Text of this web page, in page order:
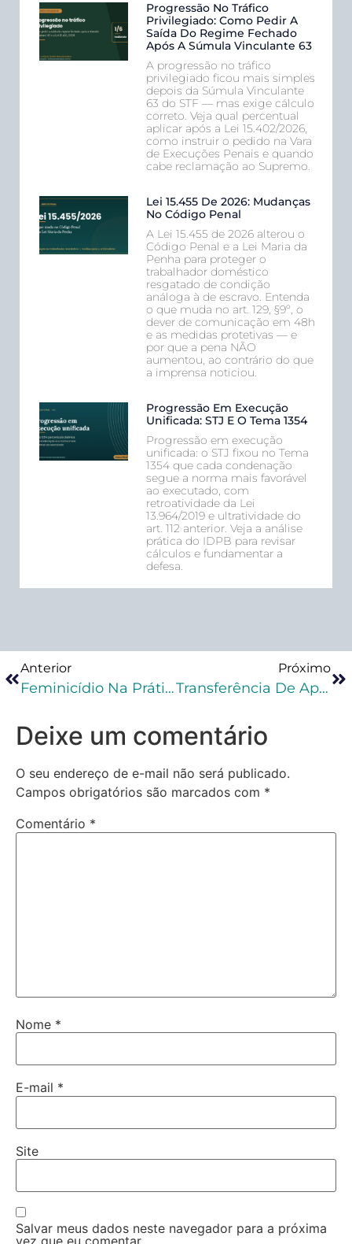
Progressão No Tráfico
Privilegiado: Como Pedir A
Saída Do Regime Fechado
Após A Súmula Vinculante 63
A progressão no tráfico
privilegiado ficou mais simples
depois da Súmula Vinculante
63 do STF — mas exige cálculo
correto. Veja qual percentual
aplicar após a Lei 15.402/2026,
como instruir o pedido na Vara
de Execuções Penais e quando
cabe reclamação ao Supremo.
Lei 15.455 De 2026: Mudanças
No Código Penal
A Lei 15.455 de 2026 alterou o
Código Penal e a Lei Maria da
Penha para proteger o
trabalhador doméstico
resgatado de condição
análoga à de escravo. Entenda
o que muda no art. 129, §9º, o
dever de comunicação em 48h
e as medidas protetivas — e
por que a pena NÃO
aumentou, ao contrário do que
a imprensa noticiou.
Progressão Em Execução
Unificada: STJ E O Tema 1354
Progressão em execução
unificada: o STJ fixou no Tema
1354 que cada condenação
segue a norma mais favorável
ao executado, com
retroatividade da Lei
13.964/2019 e ultratividade do
art. 112 anterior. Veja a análise
prática do IDPB para revisar
cálculos e fundamentar a
defesa.
Anterior
Feminicídio Na Prática Penal – Principais Aspectos
Próximo
Transferência De Apenado E Princípio Da Dignidade Da Pessoa Humana
Deixe um comentário
O seu endereço de e-mail não será publicado.
Campos obrigatórios são marcados com *
Comentário *
Nome *
E-mail *
Site
Salvar meus dados neste navegador para a próxima